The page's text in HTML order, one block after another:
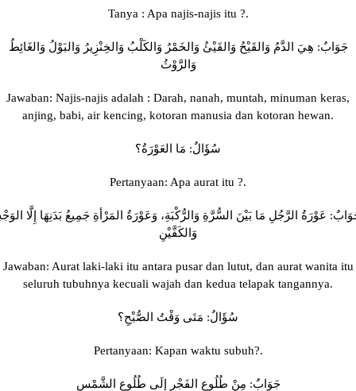
Tanya : Apa najis-najis itu ?.
جَوَابٌ: هِيَ الدَّمُ وَالقَيْحُ وَالقَيْئُ وَالخَمْرُ وَالكَلْبُ وَالخِنْزِيرُ وَالبَوْلُ وَالغَائِطُ
وَالرَّوْثُ
Jawaban: Najis-najis adalah : Darah, nanah, muntah, minuman keras,
anjing, babi, air kencing, kotoran manusia dan kotoran hewan.
سُؤَالٌ: مَا العَوْرَةُ؟
Pertanyaan: Apa aurat itu ?.
عَوْرَةُ الرَّجُلِ مَا بَيْنَ السُّرَّةِ وَالرُّكْبَةِ، وَعَوْرَةُ المَرْأةِ جَمِيعُ بَدَنِهَا إِلَّا
وَالكَفَّيْنِ
Jawaban: Aurat laki-laki itu antara pusar dan lutut, dan aurat wanita itu
seluruh tubuhnya kecuali wajah dan kedua telapak tangannya.
سُؤَالٌ: مَتَى وَقْتُ الصُّبْحِ؟
Pertanyaan: Kapan waktu subuh?.
جَوَابٌ: مِنْ طُلُوعِ الفَجْرِ إِلَى طُلُوعِ الشَّمْسِ